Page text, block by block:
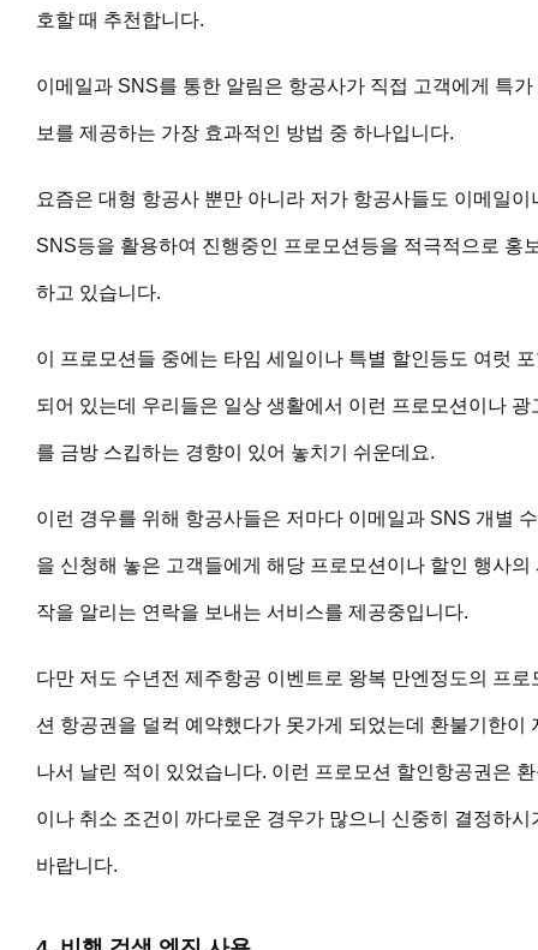
호할 때 추천합니다.
이메일과 SNS를 통한 알림은 항공사가 직접 고객에게 특가
보를 제공하는 가장 효과적인 방법 중 하나입니다.
요즘은 대형 항공사 뿐만 아니라 저가 항공사들도 이메일이
SNS등을 활용하여 진행중인 프로모션등을 적극적으로 홍
하고 있습니다.
이 프로모션들 중에는 타임 세일이나 특별 할인등도 여럿
되어 있는데 우리들은 일상 생활에서 이런 프로모션이나 광
를 금방 스킵하는 경향이 있어 놓치기 쉬운데요.
이런 경우를 위해 항공사들은 저마다 이메일과 SNS 개별
을 신청해 놓은 고객들에게 해당 프로모션이나 할인 행사의
작을 알리는 연락을 보내는 서비스를 제공중입니다.
다만 저도 수년전 제주항공 이벤트로 왕복 만엔정도의 프로
션 항공권을 덜컥 예약했다가 못가게 되었는데 환불기한이
나서 날린 적이 있었습니다. 이런 프로모션 할인항공권은
이나 취소 조건이 까다로운 경우가 많으니 신중히 결정하시
바랍니다.